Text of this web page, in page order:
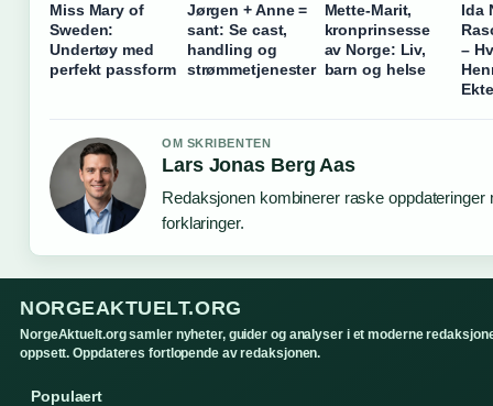
Miss Mary of
Sweden:
Undertøy med
perfekt passform
Jørgen + Anne =
sant: Se cast,
handling og
strømmetjenester
Mette-Marit,
kronprinsesse
av Norge: Liv,
barn og helse
Ida
–
OM SKRIBENTEN
Lars Jonas Berg Aas
Redaksjonen kombinerer raske oppdateringer
forklaringer.
NORGEAKTUELT.ORG
NorgeAktuelt.org samler nyheter, guider og analyser i et moderne
oppsett. Oppdateres fortlopende av redaksjonen.
Populaert